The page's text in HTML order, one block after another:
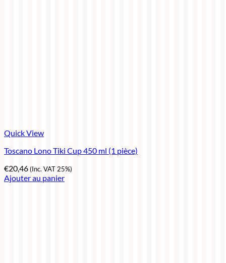
Quick View
Toscano Lono Tiki Cup 450 ml (1 pièce)
€20,46(Inc. VAT 25%)
Ajouter au panier